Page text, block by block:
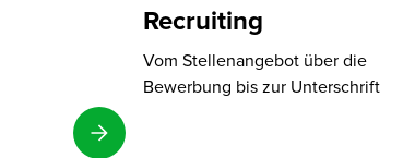
Recruiting
Vom Stellenangebot über die
Bewerbung bis zur Unterschrift